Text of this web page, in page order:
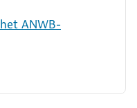
ANWB-